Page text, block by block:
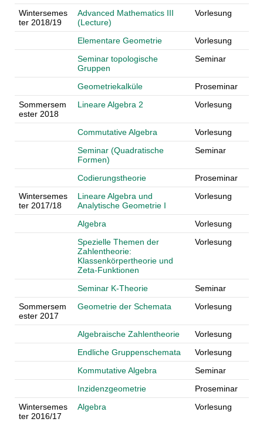
Wintersemes
ter 2018/19
Advanced Mathematics III
(Lecture)
Vorlesung
Elementare Geometrie
Vorlesung
Seminar topologische
Gruppen
Seminar
Geometriekalküle
Proseminar
Sommersem
ester 2018
Lineare Algebra 2 Vorlesung
Commutative Algebra
Vorlesung
Seminar (Quadratische
Formen)
Seminar
Codierungstheorie
Proseminar
Wintersemes
ter 2017/18
Lineare Algebra und
Analytische Geometrie I
Vorlesung
Algebra
Vorlesung
Spezielle Themen der
Zahlentheorie:
Klassenkörpertheorie und
Zeta-Funktionen
Vorlesung
Seminar K-Theorie
Seminar
Sommersem
ester 2017
Geometrie der Schemata Vorlesung
Algebraische Zahlentheorie
Vorlesung
Endliche Gruppenschemata
Vorlesung
Kommutative Algebra
Seminar
Inzidenzgeometrie
Proseminar
Wintersemes
ter 2016/17
Algebra Vorlesung